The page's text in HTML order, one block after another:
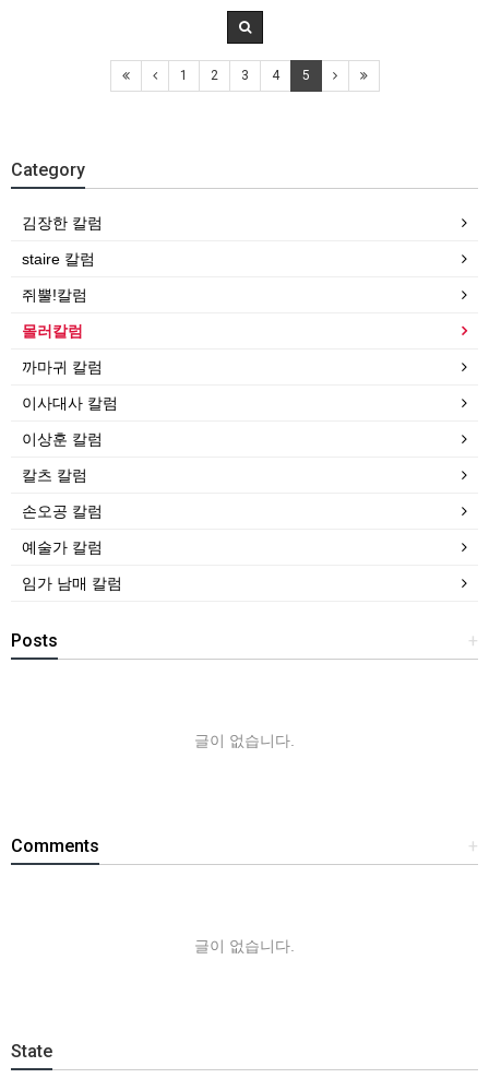
1 2 3 4 5
Category
김장한 칼럼
staire 칼럼
쥐뿔!칼럼
몰러칼럼
까마귀 칼럼
이사대사 칼럼
이상훈 칼럼
칼츠 칼럼
손오공 칼럼
예술가 칼럼
임가 남매 칼럼
+
Posts
글이 없습니다.
+
Comments
글이 없습니다.
State